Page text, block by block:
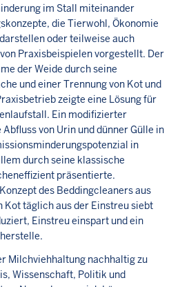
im Stall miteinander
die Tierwohl, Ökonomie
oder teilweise auch
Praxisbeispielen vorgestellt. Der
der Weide durch seine
und einer Trennung von Kot und
zeigte eine Lösung für
Ein modifizierter
von Urin und dünner Gülle in
in
durch seine klassische
präsentierte.
des Beddingcleaners aus
Kot täglich aus der Einstreu siebt
Einstreu einspart und ein
Milchviehhaltung nachhaltig zu
Wissenschaft, Politik und